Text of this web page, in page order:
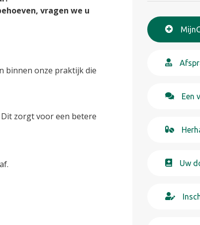
vragen we u
binnen onze praktijk die
zorgt voor een betere
Een
Uw